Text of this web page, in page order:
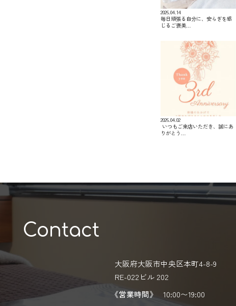
2026.04.14
毎日頑張る自分に、安らぎを感
じるご褒美…
2026.04.02
⁡ いつもご来店いただき、誠にあ
りがとう…
Contact
大阪府大阪市中央区本町4-8-9
RE-022ビル 202
《営業時間》
10:00〜19:00